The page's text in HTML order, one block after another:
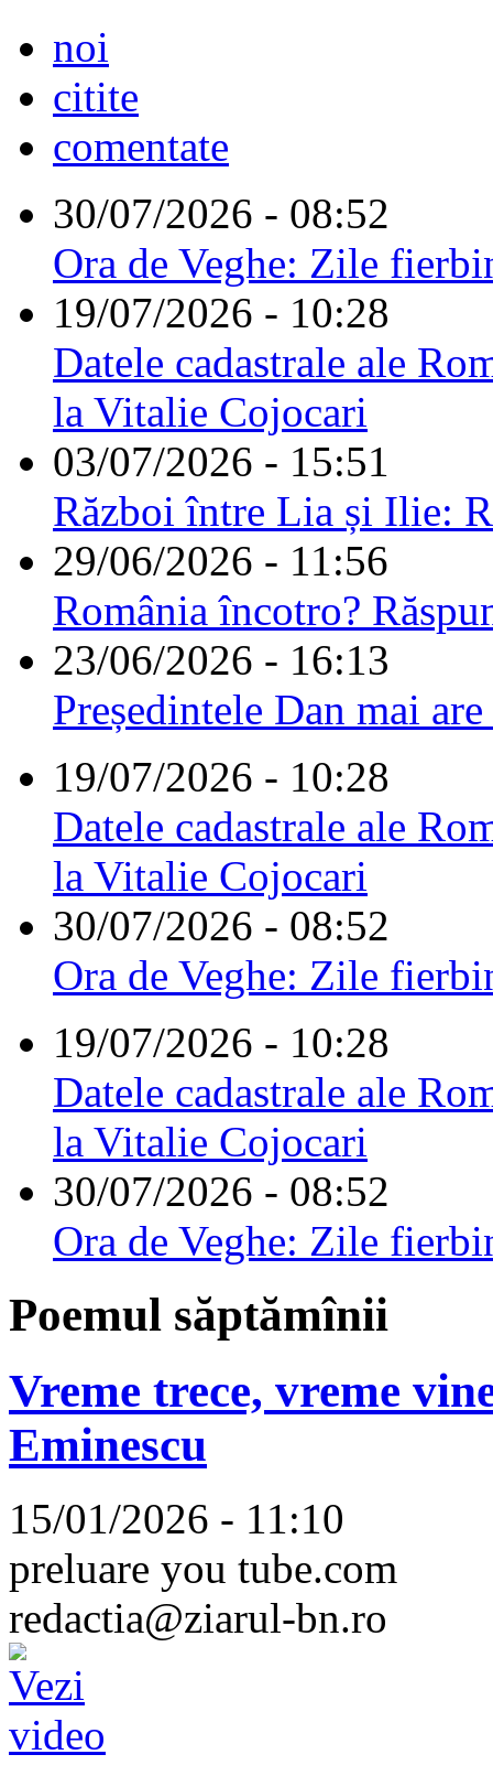
noi
citite
comentate
30/07/2026 - 08:52
Ora de Veghe: Zile
19/07/2026 - 10:28
Datele cadastrale ale
la Vitalie Cojocari
03/07/2026 - 15:51
Război între Lia și Ilie:
29/06/2026 - 11:56
România încotro?
23/06/2026 - 16:13
Președintele Dan mai
19/07/2026 - 10:28
Datele cadastrale ale
la Vitalie Cojocari
30/07/2026 - 08:52
Ora de Veghe: Zile
19/07/2026 - 10:28
Datele cadastrale ale
la Vitalie Cojocari
30/07/2026 - 08:52
Ora de Veghe: Zile
Poemul săptămînii
Vreme trece, vreme
Eminescu
15/01/2026 - 11:10
preluare you tube.com
redactia@ziarul-bn.ro